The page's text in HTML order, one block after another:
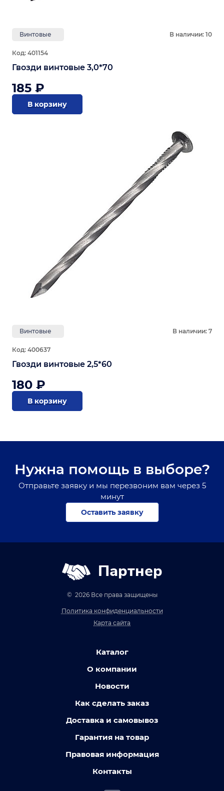
Винтовые В наличии: 10
Код: 401154
Гвозди винтовые 3,0*70
185 ₽
В корзину
Винтовые В наличии: 7
Код: 400637
Гвозди винтовые 2,5*60
180 ₽
В корзину
Нужна помощь в выборе?
Отправьте заявку и мы перезвоним вам через 5
минут
Оставить заявку
Партнер
© 2026 Все права защищены
Политика конфиденциальности
Карта сайта
Каталог
О компании
Новости
Как сделать заказ
Доставка и самовывоз
Гарантия на товар
Правовая информация
Контакты